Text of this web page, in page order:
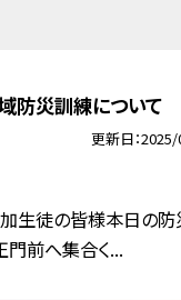
域防災訓練について
更新日
生徒の皆様本日の防
門前へ集合く...